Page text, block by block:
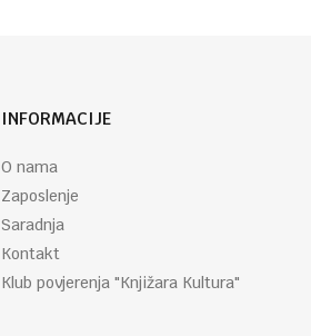
INFORMACIJE
O nama
Zaposlenje
Saradnja
Kontakt
Klub povjerenja "Knjižara Kultura"